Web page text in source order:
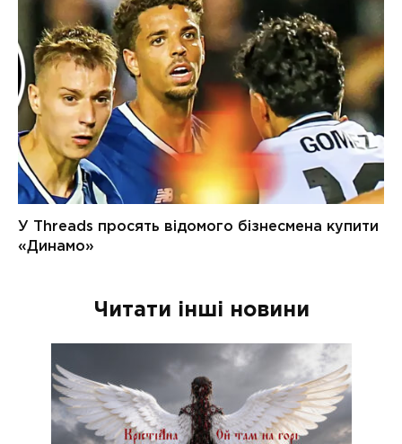
Читати інші новини